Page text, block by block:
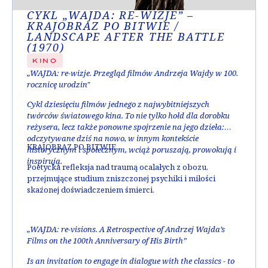
CYKL „WAJDA: RE-WIZJE” –
KRAJOBRAZ PO BITWIE /
LANDSCAPE AFTER THE BATTLE
(1970)
KINO
„WAJDA: re-wizje. Przegląd filmów Andrzeja Wajdy w 100.
rocznicę urodzin"
Cykl dziesięciu filmów jednego z najwybitniejszych
twórców światowego kina. To nie tylko hołd dla dorobku
reżysera, lecz także ponowne spojrzenie na jego dzieła:
odczytywane dziś na nowo, w innym kontekście
historycznym i społecznym, wciąż poruszają, prowokują i
inspirują.
KRAJOBRAZ PO BITWIE
Poetycka refleksja nad traumą ocalałych z obozu,
przejmujące studium zniszczonej psychiki i miłości
skażonej doświadczeniem śmierci.
„WAJDA: re-visions. A Retrospective of Andrzej Wajda’s
Films on the 100th Anniversary of His Birth”
Is an invitation to engage in dialogue with the classics - to